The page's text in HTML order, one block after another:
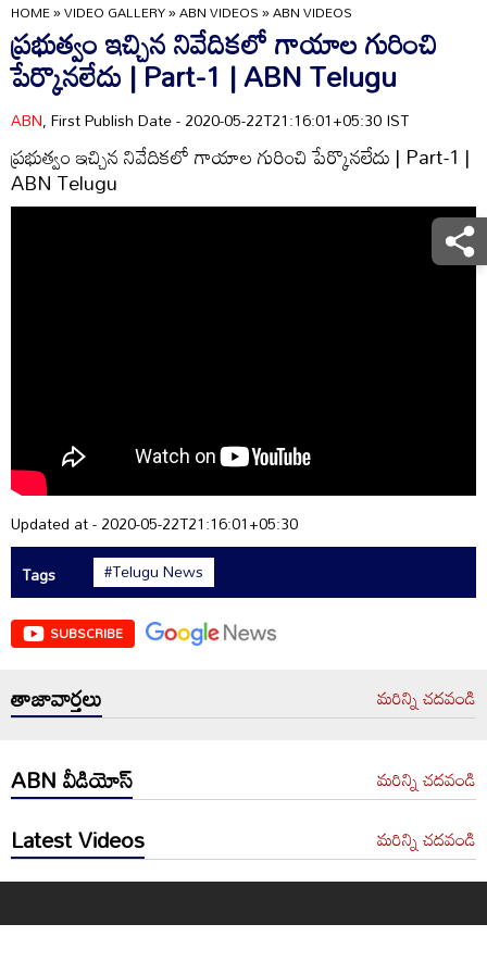
HOME»VIDEO GALLERY»ABN VIDEOS»ABN VIDEOS
ప్రభుత్వం ఇచ్చిన నివేదికలో గాయాల గురించి
పేర్కొనలేదు | Part-1 | ABN Telugu
ABN, First Publish Date - 2020-05-22T21:16:01+05:30 IST
ప్రభుత్వం ఇచ్చిన నివేదికలో గాయాల గురించి పేర్కొనలేదు | Part-1 |
ABN Telugu
Updated at - 2020-05-22T21:16:01+05:30
Tags
#Telugu News
SUBSCRIBE
తాజావార్తలు మరిన్ని చదవండి
ABN వీడియోస్ మరిన్ని చదవండి
Latest Videos మరిన్ని చదవండి